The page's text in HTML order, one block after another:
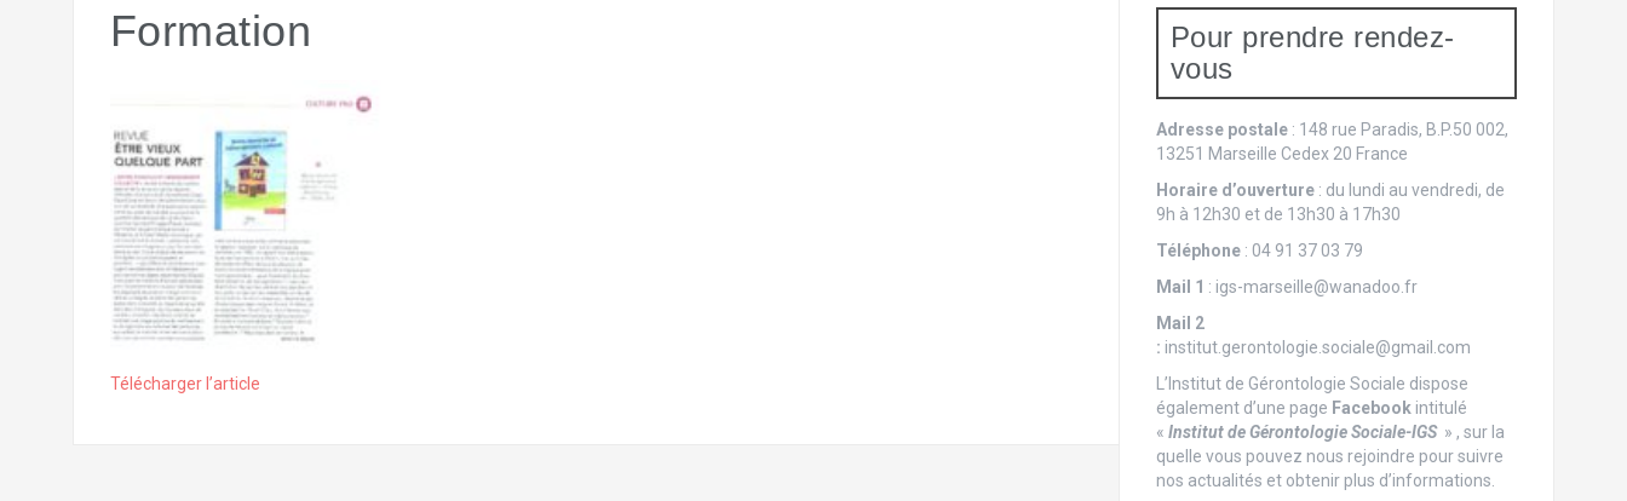
Formation
Télécharger l’article
Pour prendre rendez-
vous
Adresse postale: 148 rue Paradis, B.P.50 002,
13251 Marseille Cedex 20 France
Horaire d’ouverture: du lundi au vendredi, de
9h à 12h30 et de 13h30 à 17h30
Téléphone: 04 91 37 03 79
Mail 1 : igs-marseille@wanadoo.fr
Mail 2
: institut.gerontologie.sociale@gmail.com
L’Institut de Gérontologie Sociale dispose
également d’une page Facebookintitulé
« Institut de Gérontologie Sociale-IGS» , sur la
quelle vous pouvez nous rejoindre pour suivre
nos actualités et obtenir plus d’informations.